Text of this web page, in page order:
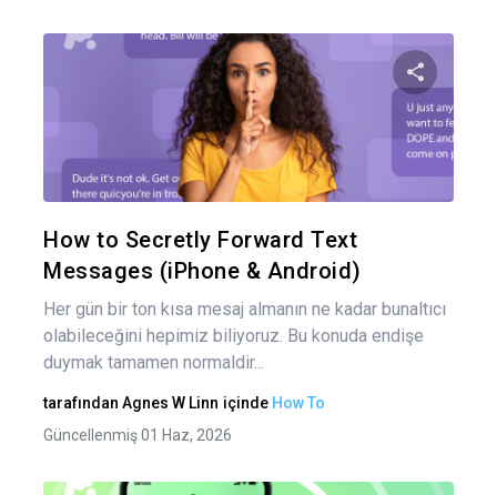
Bu
How to Secretly Forward Text
Messages (iPhone & Android)
Her gün bir ton kısa mesaj almanın ne kadar bunaltıcı
olabileceğini hepimiz biliyoruz. Bu konuda endişe
duymak tamamen normaldir...
tarafından Agnes W Linn içinde How To
Güncellenmiş 01 Haz, 2026